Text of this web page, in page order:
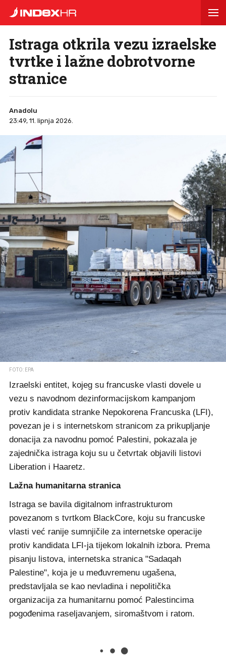
Istraga otkrila vezu izraelske
tvrtke i lažne dobrotvorne
stranice
Anadolu
23:49, 11. lipnja 2026.
FOTO: EPA
Izraelski entitet, kojeg su francuske vlasti dovele u
vezu s navodnom dezinformacijskom kampanjom
protiv kandidata stranke Nepokorena Francuska (LFI),
povezan je i s internetskom stranicom za prikupljanje
donacija za navodnu pomoć Palestini, pokazala je
zajednička istraga koju su u četvrtak objavili listovi
Liberation i Haaretz.
Lažna humanitarna stranica
Istraga se bavila digitalnom infrastrukturom
povezanom s tvrtkom BlackCore, koju su francuske
vlasti već ranije sumnjičile za internetske operacije
protiv kandidata LFI-ja tijekom lokalnih izbora. Prema
pisanju listova, internetska stranica "Sadaqah
Palestine", koja je u međuvremenu ugašena,
predstavljala se kao nevladina i nepolitička
organizacija za humanitarnu pomoć Palestincima
pogođenima raseljavanjem, siromaštvom i ratom.